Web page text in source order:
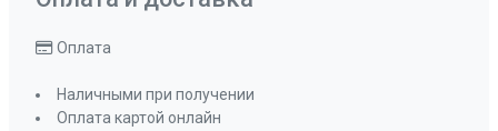
Оплата
Наличными при получении
Оплата картой онлайн